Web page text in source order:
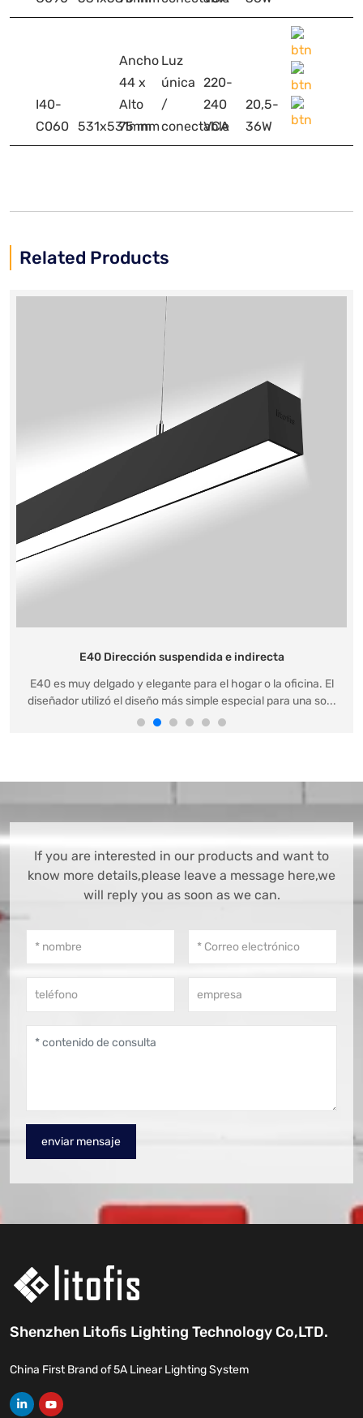
I40-
C060 531x531mm
Ancho
44 x
Alto
75 mm
Luz
única
/
conectable
220-
240
VCA
20,5-
36W
Related Products
E40 Dirección suspendida e indirecta
E40 es muy delgado y elegante para el hogar o la oficina. El
diseñador utilizó el diseño más simple especial para una so...
If you are interested in our products and want to
know more details,please leave a message here,we
will reply you as soon as we can.
enviar mensaje
Shenzhen Litofis Lighting Technology Co,LTD.
China First Brand of 5A Linear Lighting System